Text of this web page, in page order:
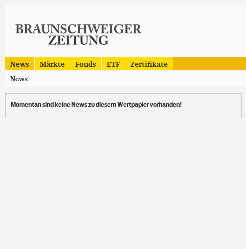
News Märkte Fonds ETF Zertifikate
News
Momentan sind keine News zu diesem Wertpapier vorhanden!